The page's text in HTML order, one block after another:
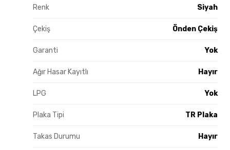
Renk Siyah
Çekiş Önden Çekiş
Garanti Yok
Ağır Hasar Kayıtlı Hayır
LPG Yok
Plaka Tipi TR Plaka
Takas Durumu Hayır